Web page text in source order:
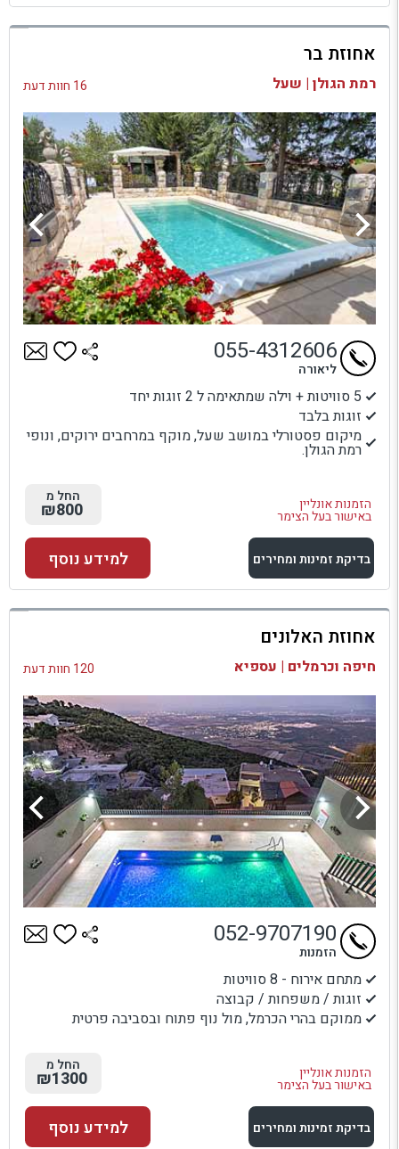
למתחם זה
בדיקת זמינות ומחירים
אחוזת בר
רמת הגולן | שעל 16 חוות דעת
5 סוויטות + וילה שמתאימה ל 2 זוגות יחד
זוגות בלבד
מיקום פסטורלי במושב שעל, מוקף במרחבים ירוקים, ונופי
רמת הגולן.
הזמנות אונליין
באישור בעל הצימר
055-4312606
ליאורה
החל מ
₪800
בדיקת זמינות ומחירים
למתחם זה
בדיקת זמינות ומחירים
למידע נוסף
אחוזת האלונים
חיפה וכרמלים | עספיא 120 חוות דעת
מתחם אירוח - 8 סוויטות
זוגות / משפחות / קבוצה
ממוקם בהרי הכרמל, מול נוף פתוח ובסביבה פרטית
הזמנות אונליין
באישור בעל הצימר
052-9707190
הזמנות
החל מ
₪1300
בדיקת זמינות ומחירים למידע נוסף